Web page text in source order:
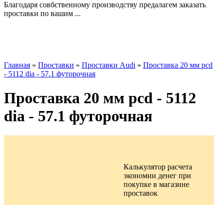
Благодаря совбственному производству предалагем заказать
проставки по вашим ...
Главная » Проставки » Проставки Audi » Проставка 20 мм pcd
- 5112 dia - 57.1 футорочная
Проставка 20 мм pcd - 5112
dia - 57.1 футорочная
Калькулятор расчета
экономии денег при
покупке в магазине
проставок